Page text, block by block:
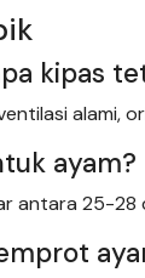
kipas
ayam?
antara 25-